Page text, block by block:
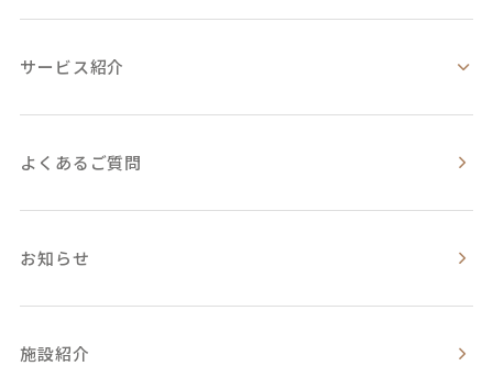
サービス紹介
よくあるご質問
お知らせ
施設紹介